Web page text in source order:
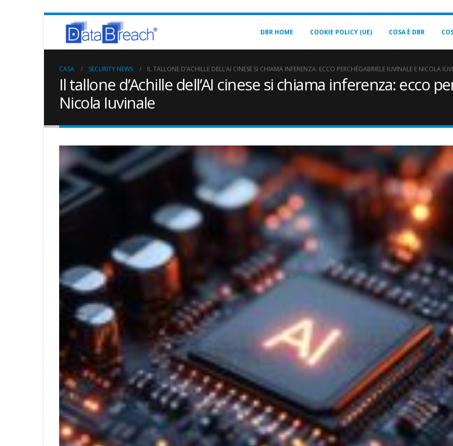
DBR HOME COOKIE POLICY (UE) COSA È DBR
CASA SECURITY NEWS IL TALLONE D’ACHILLE DELL’AI CINESE SI CHIAMA INFERENZA: ECCO PERCHÉGABRIELE IUVINALE E NICOLA
Il tallone d’Achille dell’AI cinese si chiama inferenza: ecco
Nicola Iuvinale